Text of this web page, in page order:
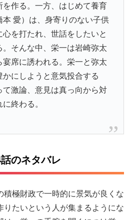
作る。一方、はじめて養育
本 愛）は、身寄りのない子供
を打たれ、世話をしたいと
。そんな中、栄一は岩崎弥太
宴席に誘われる。栄一と弥太
にしようと意気投合する
て激論、意見は真っ向から対
終わる。
のネタバレ
積極財政で一時的に景気が良くな
りたいという人が集まるようにな